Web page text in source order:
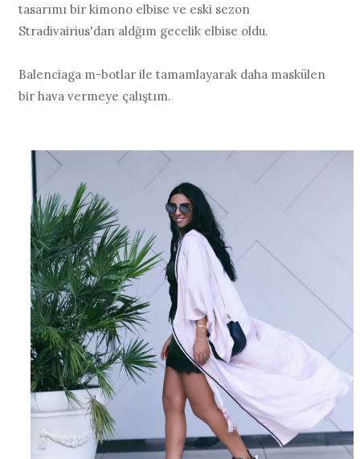
tasarımı bir kimono elbise ve eski sezon
Stradivairius'dan aldğım gecelik elbise oldu.
Balenciaga m-botlar ile tamamlayarak daha maskülen
bir hava vermeye çalıştım.